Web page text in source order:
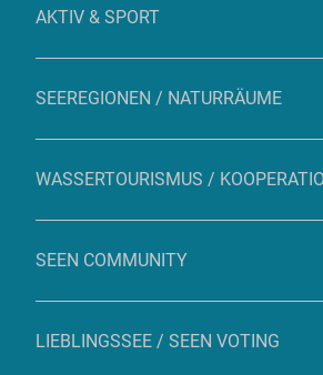
AKTIV & SPORT
SEEREGIONEN / NATURRÄUME
WASSERTOURISMUS /
SEEN COMMUNITY
LIEBLINGSSEE / SEEN VOTING